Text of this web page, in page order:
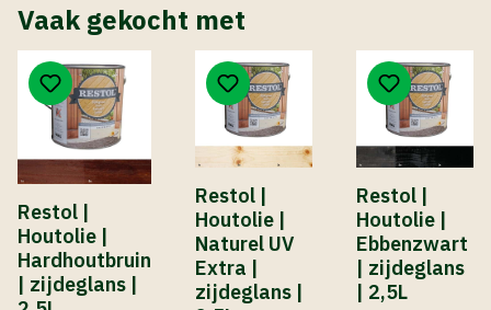
Vaak gekocht met
Restol |
Houtolie |
Hardhoutbruin
| zijdeglans |
Restol |
Houtolie |
Naturel UV
Extra |
zijdeglans |
Restol |
Houtolie |
Ebbenzwart
| zijdeglans
| 2,5L